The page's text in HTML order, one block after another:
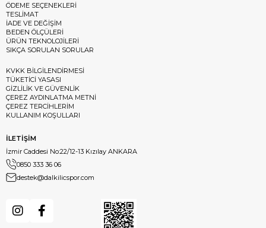
ÖDEME SEÇENEKLERİ
TESLİMAT
İADE VE DEĞİŞİM
BEDEN ÖLÇÜLERİ
ÜRÜN TEKNOLOJİLERİ
SIKÇA SORULAN SORULAR
KVKK BİLGİLENDİRMESİ
TÜKETİCİ YASASI
GİZLİLİK VE GÜVENLİK
ÇEREZ AYDINLATMA METNİ
ÇEREZ TERCİHLERİM
KULLANIM KOŞULLARI
İLETİŞİM
İzmir Caddesi No:22/12-13 Kızılay ANKARA
0850 333 36 06
destek@dalkilicspor.com